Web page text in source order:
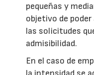
pequeñas y
objetivo de
las solicitudes
admisibilidad.
En el caso de